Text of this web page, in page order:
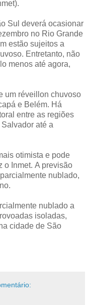
Sul deverá ocasionar
no Rio Grande
estão sujeitos a
Entretanto, não
menos até agora,
um réveillon chuvoso
e Belém. Há
entre as regiões
até a
otimista e pode
o Inmet. A previsão
nublado,
nublado a
isoladas,
cidade de São